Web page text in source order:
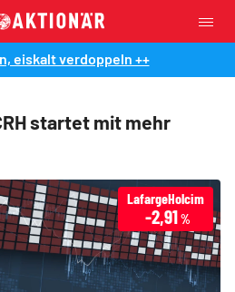
eiskalt verdoppeln ++
startet mit mehr
LafargeHolcim
-2,91 %